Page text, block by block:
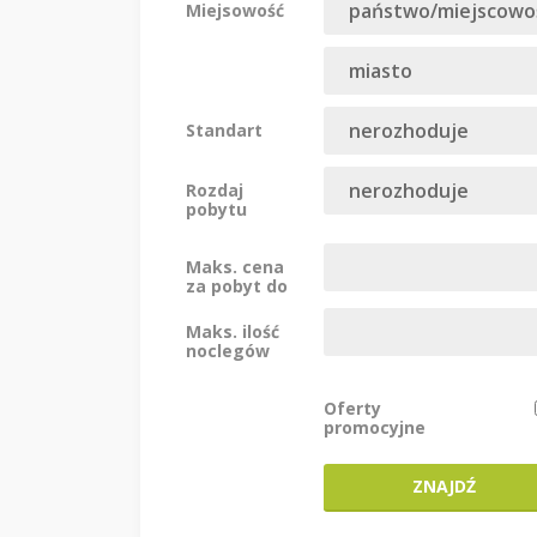
Miejsowość
Standart
Rozdaj
pobytu
Maks. cena
za pobyt do
Maks. ilość
noclegów
Oferty
promocyjne
ZNAJDŹ